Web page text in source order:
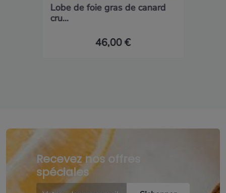
Lobe de foie gras de canard
cru...
46,00 €
Recevez nos offres
spéciales